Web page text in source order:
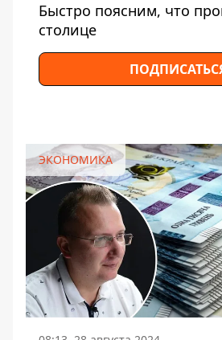
Быстро поясним, что
столице
ЭКОНОМИКА